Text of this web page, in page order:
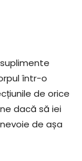
într-o
de orice
dacă să iei
de așa